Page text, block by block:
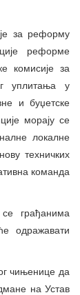
за реформу
реформе
комисије за
уплитања у
и буџетске
морају се
локалне
техничких
команда
грађанима
одражавати
чињенице да
на Устав